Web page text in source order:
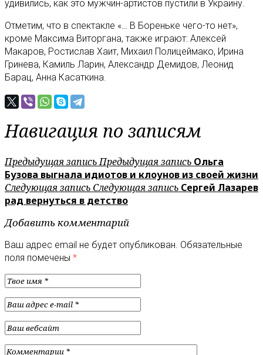
удивились, как это мужчин-артистов пустили в Украину.
Отметим, что в спектакле «… В Бореньке чего-то нет»,
кроме Максима Виторгана, также играют: Алексей
Макаров, Ростислав Хаит, Михаил Полицеймако, Ирина
Гринева, Камиль Ларин, Александр Демидов, Леонид
Барац, Анна Касаткина.
Навигация по записям
Предыдущая записьПредыдущая запись Ольга
Бузова выгнала идиотов и клоунов из своей жизни
Следующая запись Следующая запись Сергей Лазарев
рад вернуться в детство
Добавить комментарий
Ваш адрес email не будет опубликован. Обязательные
поля помечены *